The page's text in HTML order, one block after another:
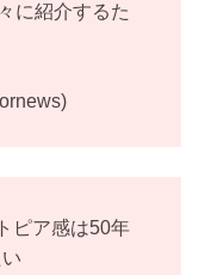
に紹介するた
ピア感は50年